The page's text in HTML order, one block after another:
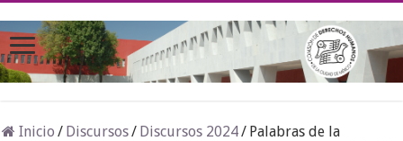
Inicio / Discursos/ Discursos 2024/ Palabras de la